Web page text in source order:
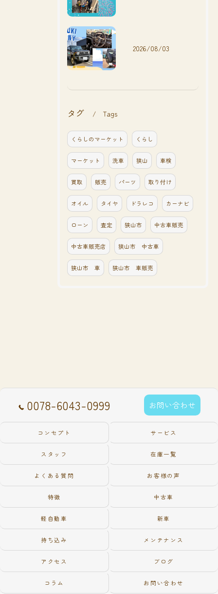
2026/08/03
タグ Tags
くらしのマーケット くらし
マーケット 洗車 狭山 車検
買取 販売 パーツ 取り付け
オイル タイヤ ドラレコ カーナビ
ローン 査定 狭山市 中古車販売
中古車販売店 狭山市 中古車
狭山市 車 狭山市 車販売
0078-6043-0999 お問い合わせ
コンセプト サービス
スタッフ 在庫一覧
よくある質問 お客様の声
特徴 中古車
軽自動車 新車
持ち込み メンテナンス
アクセス ブログ
コラム お問い合わせ